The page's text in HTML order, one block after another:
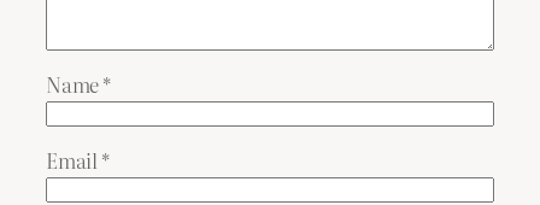
Name*
Email *